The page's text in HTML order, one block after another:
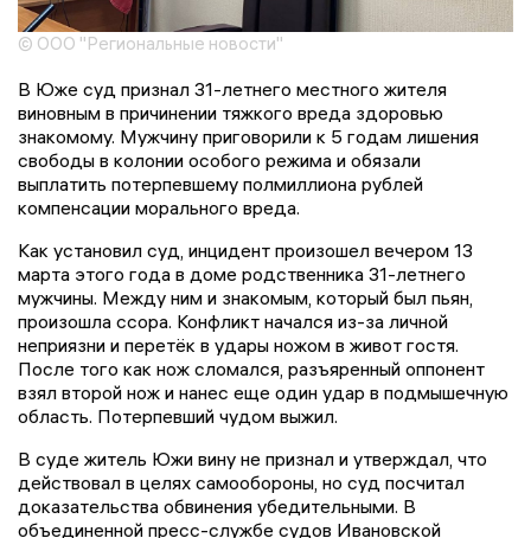
© ООО "Региональные новости"
В Юже суд признал 31-летнего местного жителя
виновным в причинении тяжкого вреда здоровью
знакомому. Мужчину приговорили к 5 годам лишения
свободы в колонии особого режима и обязали
выплатить потерпевшему полмиллиона рублей
компенсации морального вреда.
Как установил суд, инцидент произошел вечером 13
марта этого года в доме родственника 31-летнего
мужчины. Между ним и знакомым, который был пьян,
произошла ссора. Конфликт начался из-за личной
неприязни и перетёк в удары ножом в живот гостя.
После того как нож сломался, разъяренный оппонент
взял второй нож и нанес еще один удар в подмышечную
область. Потерпевший чудом выжил.
В суде житель Южи вину не признал и утверждал, что
действовал в целях самообороны, но суд посчитал
доказательства обвинения убедительными. В
объединенной пресс-службе судов Ивановской